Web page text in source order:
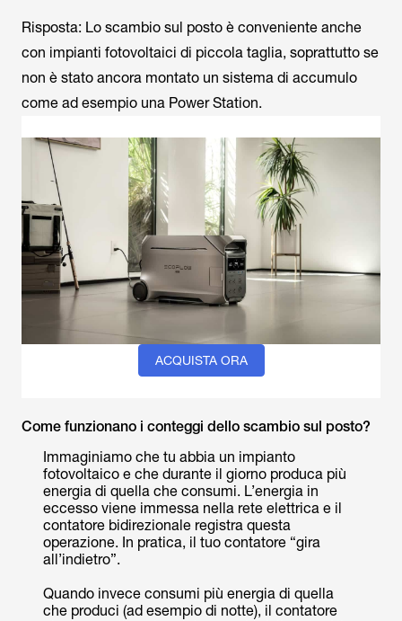
Risposta: Lo scambio sul posto è conveniente anche
con impianti fotovoltaici di piccola taglia, soprattutto se
non è stato ancora montato un sistema di accumulo
come ad esempio una Power Station.
ACQUISTA ORA
Come funzionano i conteggi dello scambio sul posto?
Immaginiamo che tu abbia un impianto
fotovoltaico e che durante il giorno produca più
energia di quella che consumi. L’energia in
eccesso viene immessa nella rete elettrica e il
contatore bidirezionale registra questa
operazione. In pratica, il tuo contatore “gira
all’indietro”.
Quando invece consumi più energia di quella
che produci (ad esempio di notte), il contatore